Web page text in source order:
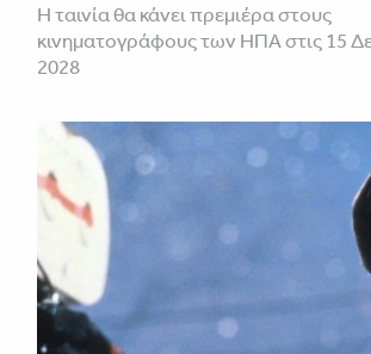
Η ταινία θα κάνει πρεμιέρα στους
κινηματογράφους των ΗΠΑ στις 15
2028